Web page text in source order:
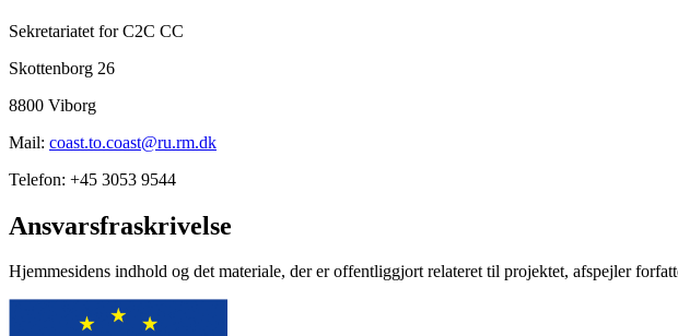
Sekretariatet for C2C CC
Skottenborg 26
8800 Viborg
Mail: coast.to.coast@ru.rm.dk
Telefon: +45 3053 9544
Ansvarsfraskrivelse
Hjemmesidens indhold og det materiale, der er offentliggjort relateret til projektet, afspejler